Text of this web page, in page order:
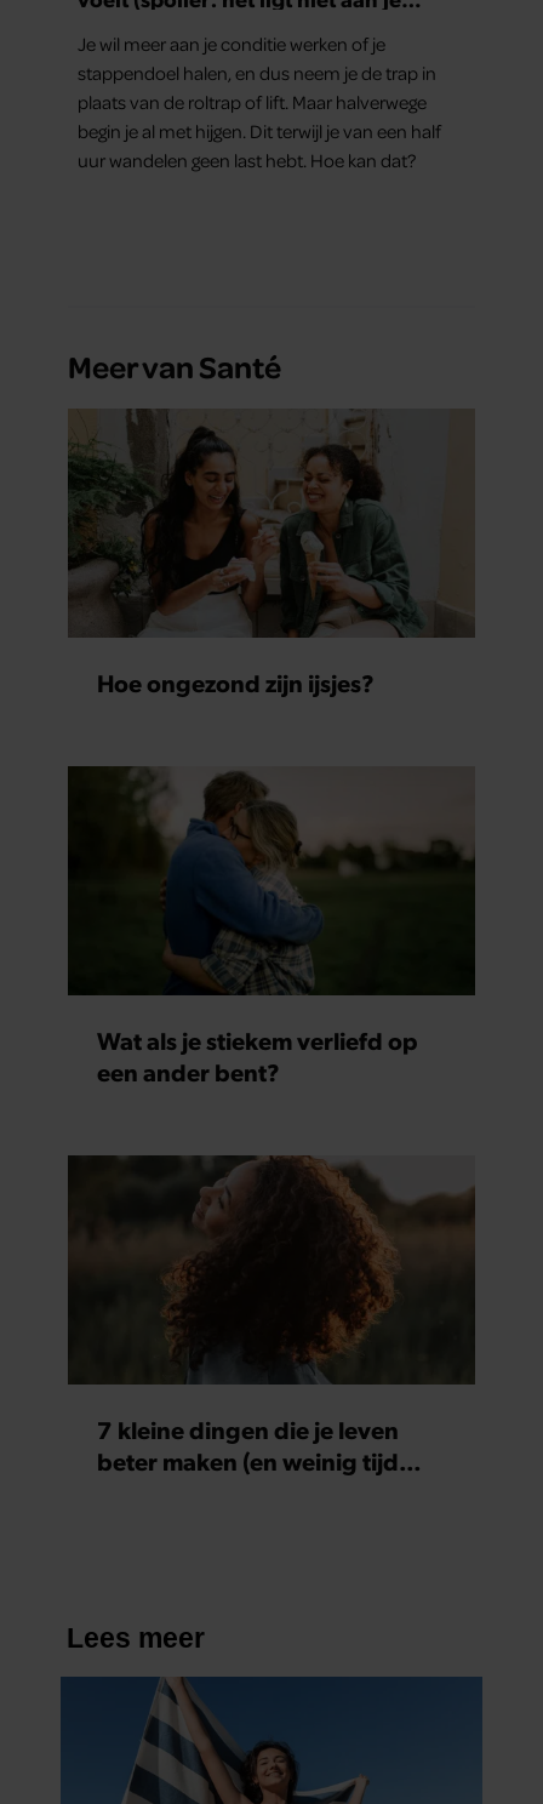
Je wil meer aan je conditie werken of je
stappendoel halen, en dus neem je de trap in
plaats van de roltrap of lift. Maar halverwege
begin je al met hijgen. Dit terwijl je van een half
uur wandelen geen last hebt. Hoe kan dat?
Meer van Santé
Hoe ongezond zijn ijsjes?
Wat als je stiekem verliefd op
een ander bent?
7 kleine dingen die je leven
beter maken (en weinig tijd